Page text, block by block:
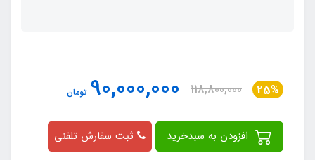
25%
118,800,000
90,000,000 تومان
ثبت سفارش تلفنی